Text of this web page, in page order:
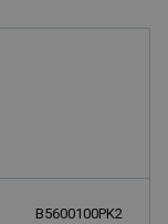
B5600100PK2